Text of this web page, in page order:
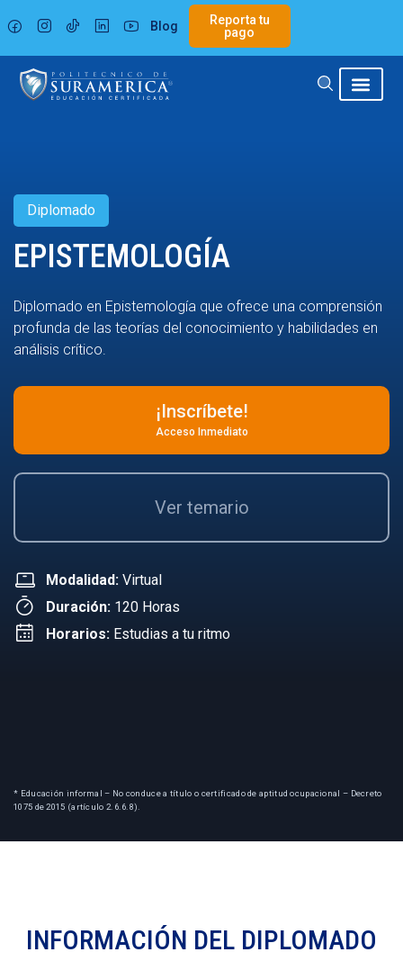
al
contenido
Blog
Reporta tu
pago
Diplomado
EPISTEMOLOGÍA
Diplomado en Epistemología que ofrece una comprensión
profunda de las teorías del conocimiento y habilidades en
análisis crítico.
¡Inscríbete!
Acceso Inmediato
Ver temario
Modalidad: Virtual
Duración: 120 Horas
Horarios: Estudias a tu ritmo
* Educación informal – No conduce a título o certificado de aptitud ocupacional – Decreto
1075 de 2015 (artículo 2.6.6.8).
INFORMACIÓN DEL DIPLOMADO